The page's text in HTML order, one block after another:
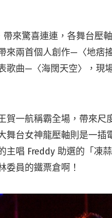
來驚喜連連，各舞台壓
來兩首個人創作—〈地痞
歌曲—〈海闊天空〉，現
賀一航稱霸全場，帶來尺
舞台女神龍壓軸則是一插
主唱 Freddy 助選的「凍
委員的鐵票倉啊！